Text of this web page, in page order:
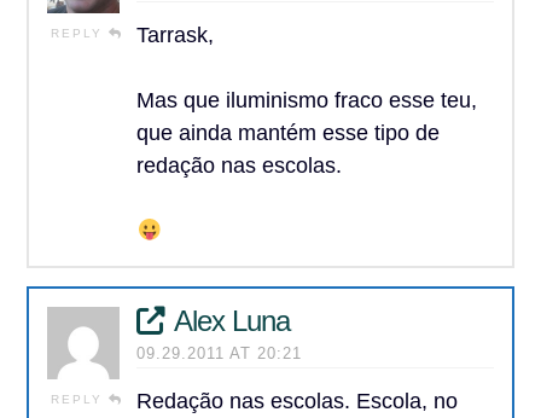
REPLY Tarrask,
Mas que iluminismo fraco esse teu,
que ainda mantém esse tipo de
redação nas escolas.
REPLY
Alex Luna
09.29.2011 AT 20:21
Redação nas escolas. Escola, no